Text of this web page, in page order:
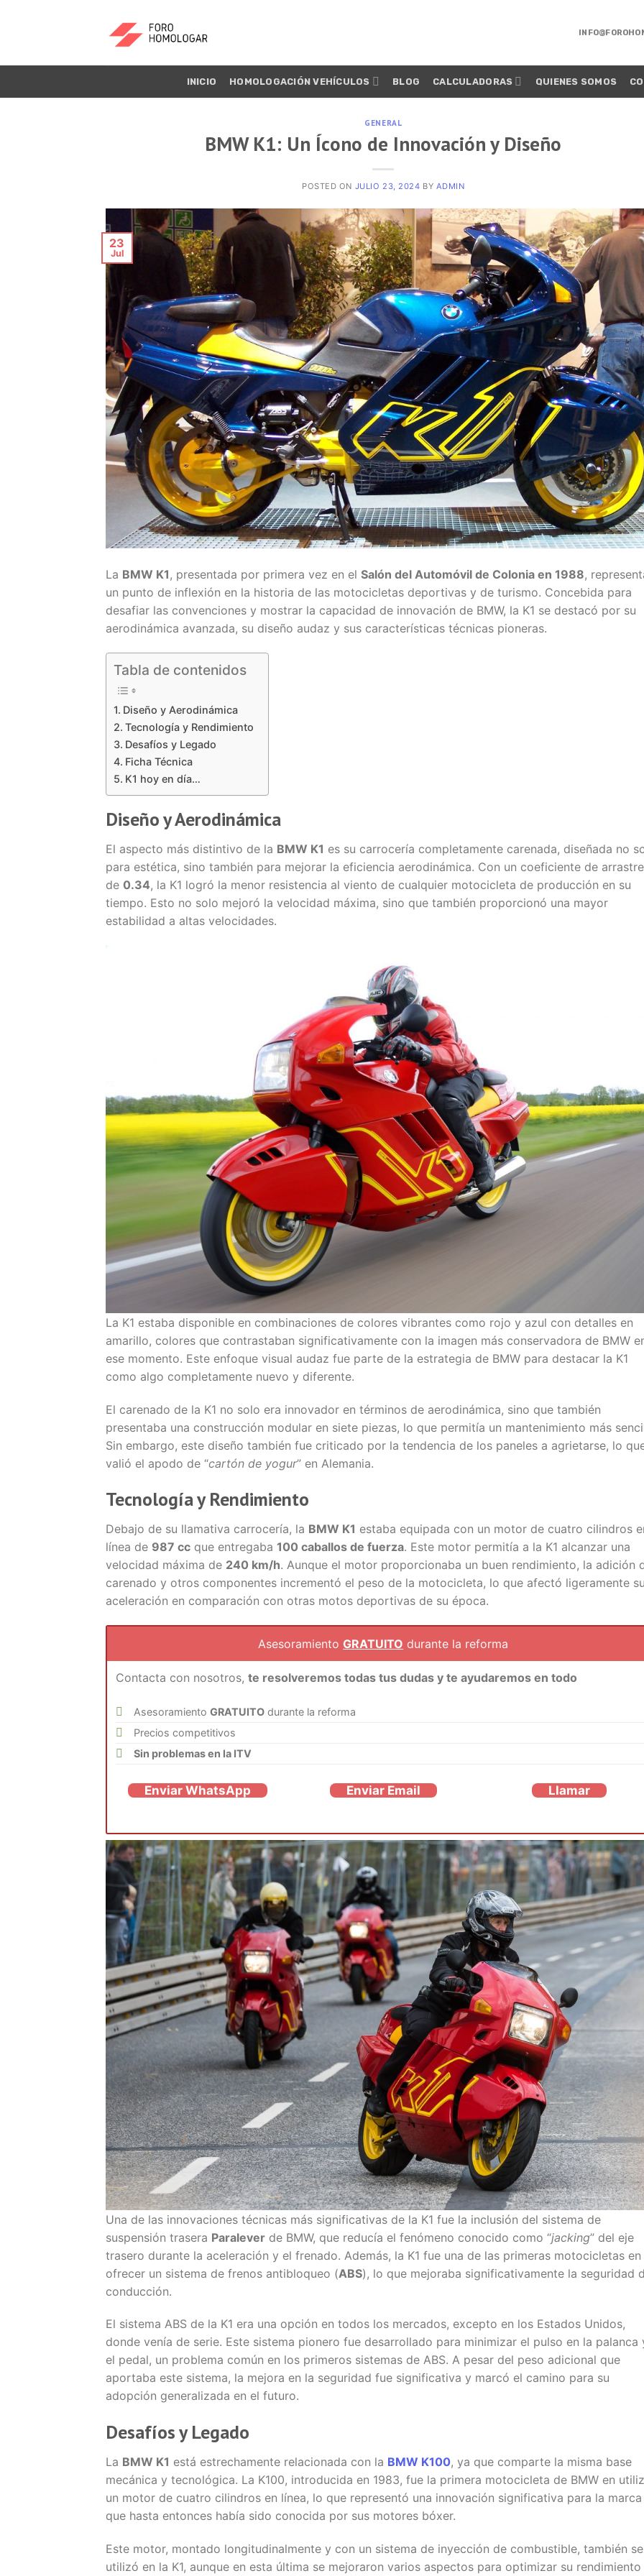
INICIO HOMOLOGACIÓN VEHÍCULOS BLOG CALCULADORAS QUIENES SOMOS
GENERAL
BMW K1: Un Ícono de Innovación y Diseño
POSTED ON JULIO 23, 2024 BY ADMIN
23
Jul
La BMW K1, presentada por primera vez en el Salón del Automóvil de Colonia en 1988,
un punto de inflexión en la historia de las motocicletas deportivas y de turismo. Concebida para
desafiar las convenciones y mostrar la capacidad de innovación de BMW, la K1 se destacó por su
aerodinámica avanzada, su diseño audaz y sus características técnicas pioneras.
Tabla de contenidos
Diseño y Aerodinámica
Tecnología y Rendimiento
Desafíos y Legado
Ficha Técnica
K1 hoy en día…
Diseño y Aerodinámica
El aspecto más distintivo de la BMW K1 es su carrocería completamente carenada, diseñada no
para estética, sino también para mejorar la eficiencia aerodinámica. Con un coeficiente de arrastre
de 0.34, la K1 logró la menor resistencia al viento de cualquier motocicleta de producción en su
tiempo. Esto no solo mejoró la velocidad máxima, sino que también proporcionó una mayor
estabilidad a altas velocidades.
La K1 estaba disponible en combinaciones de colores vibrantes como rojo y azul con detalles en
amarillo, colores que contrastaban significativamente con la imagen más conservadora de BMW
ese momento. Este enfoque visual audaz fue parte de la estrategia de BMW para destacar la K1
como algo completamente nuevo y diferente.
El carenado de la K1 no solo era innovador en términos de aerodinámica, sino que también
presentaba una construcción modular en siete piezas, lo que permitía un mantenimiento más
Sin embargo, este diseño también fue criticado por la tendencia de los paneles a agrietarse, lo
valió el apodo de “cartón de yogur” en Alemania​.
Tecnología y Rendimiento
Debajo de su llamativa carrocería, la BMW K1 estaba equipada con un motor de cuatro cilindros
línea de 987 cc que entregaba 100 caballos de fuerza. Este motor permitía a la K1 alcanzar una
velocidad máxima de 240 km/h. Aunque el motor proporcionaba un buen rendimiento, la adición
carenado y otros componentes incrementó el peso de la motocicleta, lo que afectó ligeramente su
aceleración en comparación con otras motos deportivas de su época.
AsesoramientoGRATUITO durante la reforma
Contacta con nosotros, te resolveremos todas tus dudas y te ayudaremos en todo
Asesoramiento GRATUITOdurante la reforma
Precios competitivos
Sin problemas en la ITV
Enviar WhatsApp Enviar Email Llamar
Una de las innovaciones técnicas más significativas de la K1 fue la inclusión del sistema de
suspensión trasera Paralever de BMW, que reducía el fenómeno conocido como “jacking” del eje
trasero durante la aceleración y el frenado. Además, la K1 fue una de las primeras motocicletas en
ofrecer un sistema de frenos antibloqueo (ABS), lo que mejoraba significativamente la seguridad
conducción.
El sistema ABS de la K1 era una opción en todos los mercados, excepto en los Estados Unidos,
donde venía de serie. Este sistema pionero fue desarrollado para minimizar el pulso en la palanca
el pedal, un problema común en los primeros sistemas de ABS. A pesar del peso adicional que
aportaba este sistema, la mejora en la seguridad fue significativa y marcó el camino para su
adopción generalizada en el futuro​.
Desafíos y Legado
La BMW K1 está estrechamente relacionada con la BMW K100, ya que comparte la misma base
mecánica y tecnológica. La K100, introducida en 1983, fue la primera motocicleta de BMW en
un motor de cuatro cilindros en línea, lo que representó una innovación significativa para la marca
que hasta entonces había sido conocida por sus motores bóxer.
Este motor, montado longitudinalmente y con un sistema de inyección de combustible, también se
utilizó en la K1, aunque en esta última se mejoraron varios aspectos para optimizar su rendimiento